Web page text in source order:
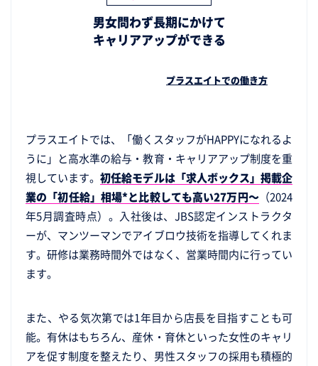
男女問わず長期にかけて
キャリアアップができる
プラスエイトでの働き方
プラスエイトでは、「働くスタッフがHAPPYになれるよ
うに」と高水準の給与・教育・キャリアアップ制度を重
視しています。初任給モデルは「求人ボックス」掲載企
業の「初任給」相場*と比較しても高い27万円～（2024
年5月調査時点）。入社後は、JBS認定インストラクタ
ーが、マンツーマンでアイブロウ技術を指導してくれま
す。研修は業務時間外ではなく、営業時間内に行ってい
ます。
また、やる気次第では1年目から店長を目指すことも可
能。有休はもちろん、産休・育休といった女性のキャリ
アを促す制度を整えたり、男性スタッフの採用も積極的